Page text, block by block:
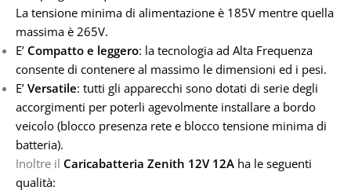
La tensione minima di alimentazione è 185V mentre quella
massima è 265V.
E’ Compatto e leggero: la tecnologia ad Alta Frequenza
consente di contenere al massimo le dimensioni ed i pesi.
E’ Versatile: tutti gli apparecchi sono dotati di serie degli
accorgimenti per poterli agevolmente installare a bordo
veicolo (blocco presenza rete e blocco tensione minima di
batteria).
Inoltre il Caricabatteria Zenith 12V 12A ha le seguenti
qualità: